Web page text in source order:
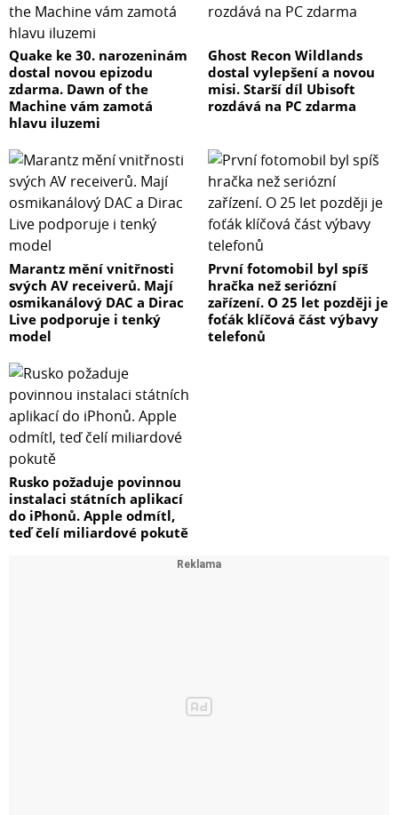
Quake ke 30. narozeninám
dostal novou epizodu
zdarma. Dawn of the
Machine vám zamotá
hlavu iluzemi
Ghost Recon Wildlands
dostal vylepšení a novou
misi. Starší díl Ubisoft
rozdává na PC zdarma
Marantz mění vnitřnosti
svých AV receiverů. Mají
osmikanálový DAC a Dirac
Live podporuje i tenký
model
První fotomobil byl spíš
hračka než seriózní
zařízení. O 25 let později je
foťák klíčová část výbavy
telefonů
Rusko požaduje povinnou
instalaci státních aplikací
do iPhonů. Apple odmítl,
teď čelí miliardové pokutě